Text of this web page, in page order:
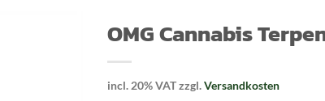
OMG Cannabis
incl. 20% VATzzgl.Versandkosten